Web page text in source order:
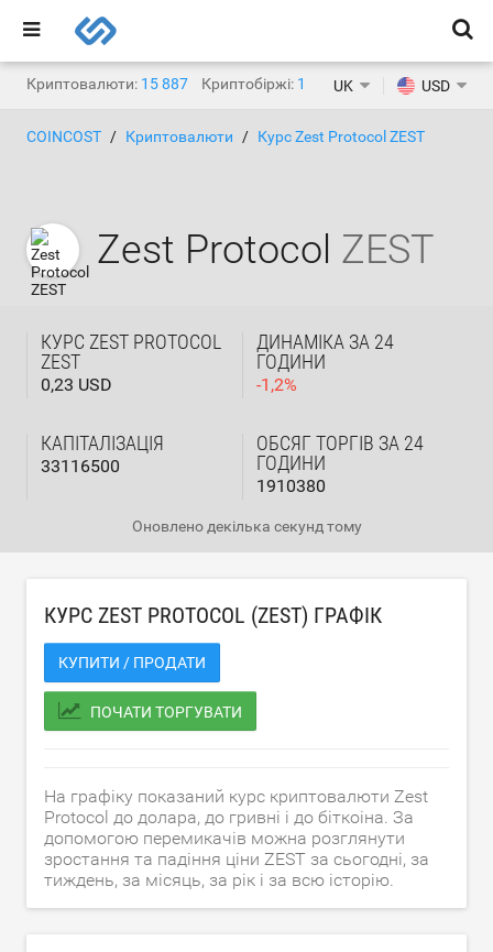
Криптовалюти: 15 887 Криптобіржі: 1 469UK USD
COINCOST Криптовалюти Курс Zest Protocol ZEST
Zest Protocol ZEST
КУРС ZEST PROTOCOL
ZEST
0,23 USD
ДИНАМІКА ЗА 24
ГОДИНИ
-1,2%
КАПІТАЛІЗАЦІЯ
33116500
ОБСЯГ ТОРГІВ ЗА 24
ГОДИНИ
1910380
Оновлено декілька секунд тому
КУРС ZEST PROTOCOL (ZEST) ГРАФІК
КУПИТИ / ПРОДАТИ
ПОЧАТИ ТОРГУВАТИ
На графіку показаний курс криптовалюти Zest
Protocol до долара, до гривні і до біткоіна. За
допомогою перемикачів можна розглянути
зростання та падіння ціни ZEST за сьогодні, за
тиждень, за місяць, за рік і за всю історію.